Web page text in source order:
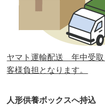
第31回人形供養祭 平
第30回人形供養祭平
第29回人形供養祭平
第27回人形供養祭平
ヤマト運輸配送 年中受
客様負担となります。
人形供養ボックスへ持込